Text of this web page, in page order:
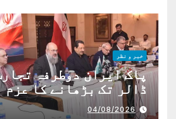
خبر و نظر
ڈالر تک بڑھانے کا عزم
04/08/2026